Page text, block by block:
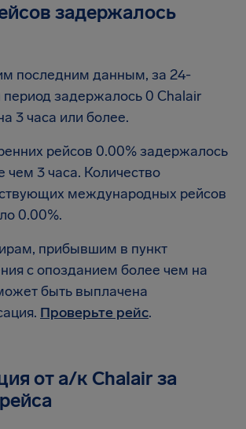
задержалось
последним данным, за 24-
период задержалось 0 Chalair
3 часа или более.
рейсов 0.00% задержалось
чем 3 часа. Количество
международных рейсов
0.00%.
прибывшим в пункт
с опозданием более чем на
быть выплачена
Проверьте рейс.
от а/к Chalair за